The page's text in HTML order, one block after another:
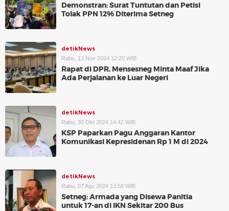
Demonstran: Surat Tuntutan dan Petisi
Tolak PPN 12% Diterima Setneg
detikNews
Rabu, 13 Nov 2024 12:20 WIB
Rapat di DPR, Mensesneg Minta Maaf Jika
Ada Perjalanan ke Luar Negeri
detikNews
Rabu, 30 Okt 2024 14:42 WIB
KSP Paparkan Pagu Anggaran Kantor
Komunikasi Kepresidenan Rp 1 M di 2024
detikNews
Rabu, 07 Agu 2024 13:58 WIB
Setneg: Armada yang Disewa Panitia
untuk 17-an di IKN Sekitar 200 Bus